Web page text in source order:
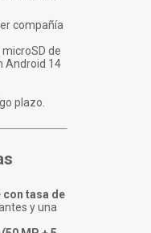
compañía
de
Android 14
plazo.
con tasa de
y una